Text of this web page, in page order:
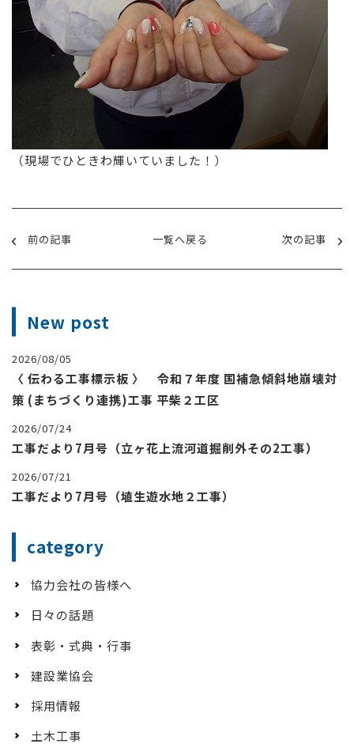
（現場でひときわ輝いていました！）
前の記事 一覧へ戻る 次の記事
New post
2026/08/05
〈 伝わる工事標示板 〉 令和７年度 国補急傾斜地崩壊対
策 (まちづくり連携)工事 平柴２工区
2026/07/24
工事だより7月号（立ヶ花上流河道掘削外その2工事）
2026/07/21
工事だより7月号（埴生遊水地２工事）
category
協力会社の皆様へ
日々の話題
表彰・式典・行事
建設業協会
採用情報
土木工事